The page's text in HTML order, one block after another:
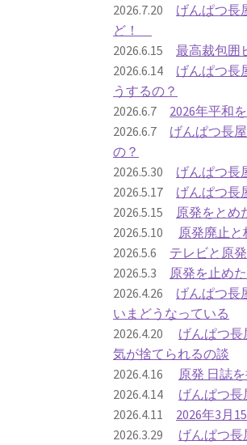
2026.7.20 げんぱつ
ど！
2026.6.15最高裁包囲
2026.6.14 げんぱつ
うするの？
2026.6.7 2026年平和
2026.6.7 げんぱつ長
の？
2026.5.30 げんぱつ
2026.5.17 げんぱつ
2026.5.15 原発をと
2026.5.10 原発廃止
2026.5.6 テレビと原
2026.5.3 原発を止め
2026.4.26 げんぱつ
いまどうなっている
2026.4.20 げんぱつ
気が捨てられるの談
2026.4.16 原発 日誌
2026.4.14 げんぱつ
2026.4.11 2026年3月
2026.3.29 げんぱつ